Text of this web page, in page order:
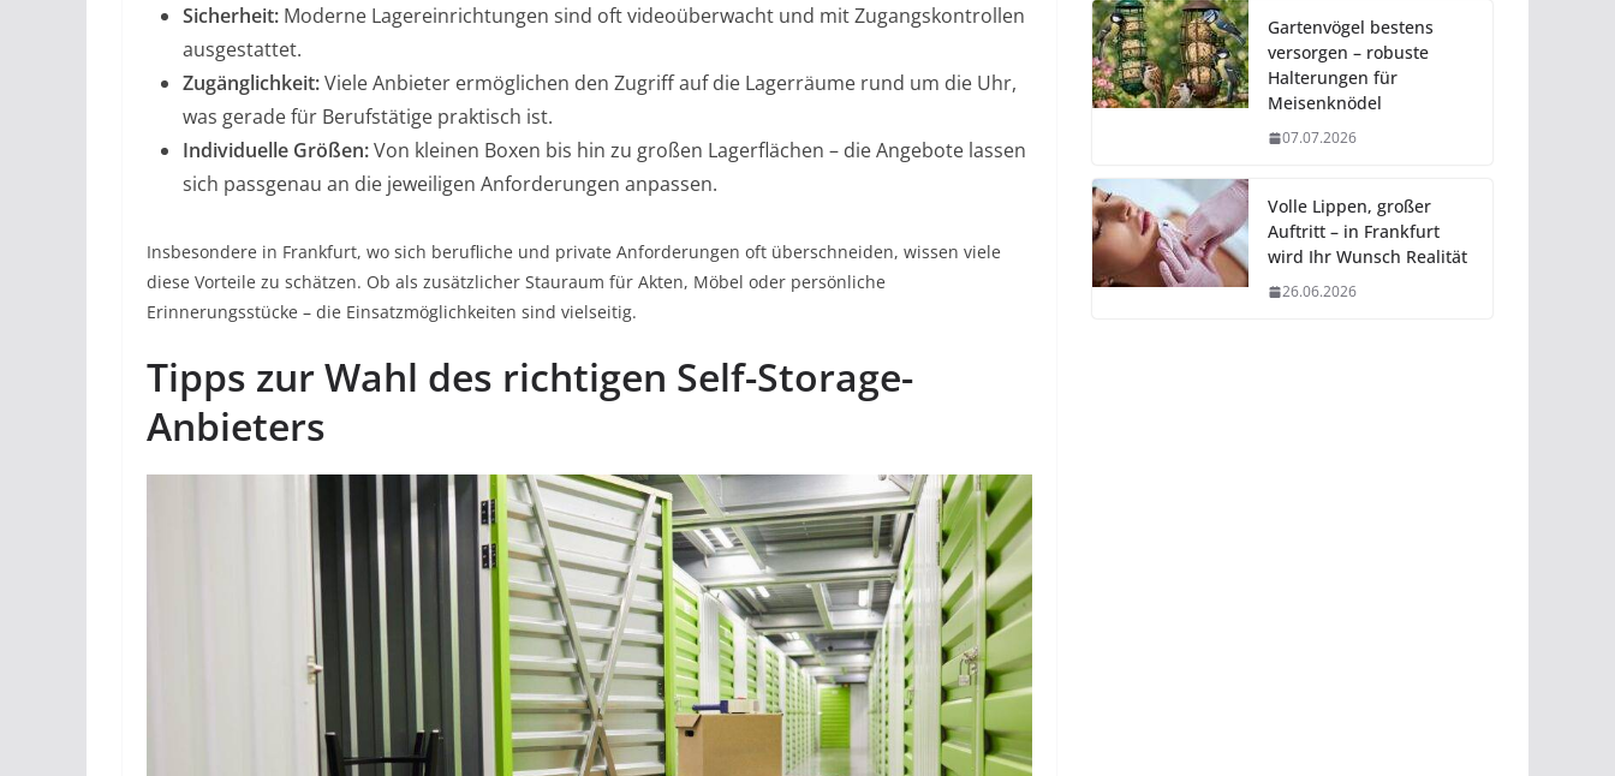
Sicherheit: Moderne Lagereinrichtungen sind oft videoüberwacht und mit Zugangskontrollen
ausgestattet.
Zugänglichkeit:Viele Anbieter ermöglichen den Zugriff auf die Lagerräume rund um die Uhr,
was gerade für Berufstätige praktisch ist.
Individuelle Größen:Von kleinen Boxen bis hin zu großen Lagerflächen – die Angebote lassen
sich passgenau an die jeweiligen Anforderungen anpassen.
Insbesondere in Frankfurt, wo sich berufliche und private Anforderungen oft überschneiden, wissen viele
diese Vorteile zu schätzen. Ob als zusätzlicher Stauraum für Akten, Möbel oder persönliche
Erinnerungsstücke – die Einsatzmöglichkeiten sind vielseitig.
Tipps zur Wahl des richtigen Self-Storage-
Anbieters
Gartenvögel bestens
versorgen – robuste
Halterungen für
Meisenknödel
07.07.2026
Volle Lippen, großer
Auftritt – in Frankfurt
wird Ihr Wunsch Realität
26.06.2026